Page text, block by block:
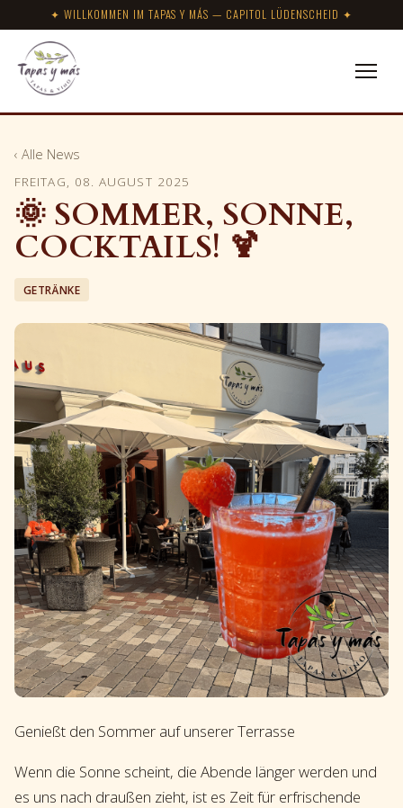
✦ WILLKOMMEN IM TAPAS Y MÁS — CAPITOL LÜDENSCHEID ✦
‹ Alle News
FREITAG, 08. AUGUST 2025
🌞 SOMMER, SONNE,
COCKTAILS! 🍹
GETRÄNKE
Genießt den Sommer auf unserer Terrasse
Wenn die Sonne scheint, die Abende länger werden und
es uns nach draußen zieht, ist es Zeit für erfrischende